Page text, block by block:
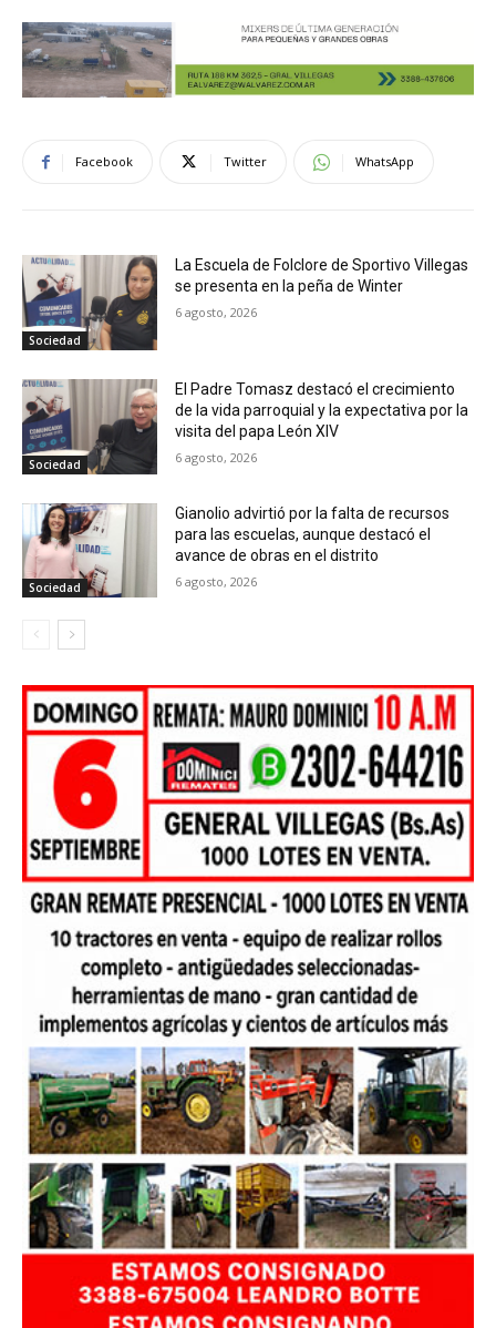
Facebook Twitter WhatsApp
Sociedad
La Escuela de Folclore de Sportivo Villegas
se presenta en la peña de Winter
6 agosto, 2026
Sociedad
El Padre Tomasz destacó el crecimiento
de la vida parroquial y la expectativa por la
visita del papa León XIV
6 agosto, 2026
Sociedad
Gianolio advirtió por la falta de recursos
para las escuelas, aunque destacó el
avance de obras en el distrito
6 agosto, 2026